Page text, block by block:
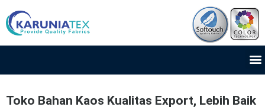
ke
konten
Toko Bahan Kaos Kualitas Export, Lebih Baik